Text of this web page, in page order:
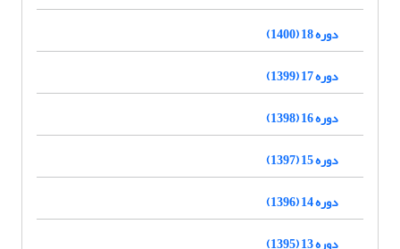
دوره 18 (1400)
دوره 17 (1399)
دوره 16 (1398)
دوره 15 (1397)
دوره 14 (1396)
دوره 13 (1395)